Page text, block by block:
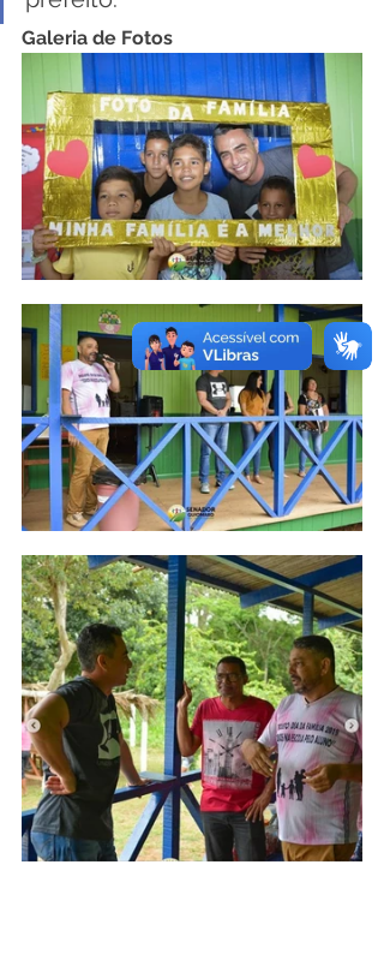
Galeria de Fotos